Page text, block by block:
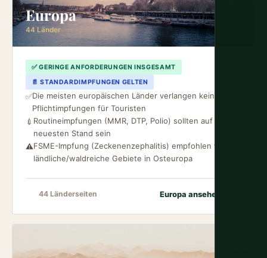
Europa
44 Länder
✅ GERINGE ANFORDERUNGEN INSGESAMT
📄 STANDARDIMPFUNGEN GELTEN
✅Die meisten europäischen Länder verlangen keine
Pflichtimpfungen für Touristen
💉 Routineimpfungen (MMR, DTP, Polio) sollten auf dem
neuesten Stand sein
⚠️FSME-Impfung (Zeckenenzephalitis) empfohlen für
ländliche/waldreiche Gebiete in Osteuropa
44 Länderseiten Europa ansehen